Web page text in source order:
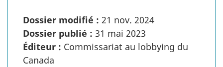
Dossier modifié : 21 nov. 2024
Dossier publié : 31 mai 2023
Éditeur : Commissariat au lobbying du
Canada